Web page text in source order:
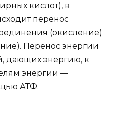
кислот), в
перенос
(окисление)
Перенос энергии
дающих энергию, к
энергии —
АТФ.